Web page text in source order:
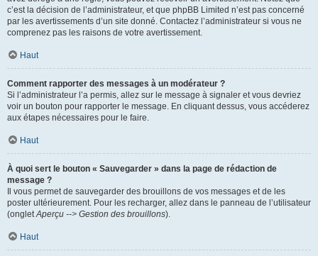
c’est la décision de l’administrateur, et que phpBB Limited n’est pas concerné
par les avertissements d’un site donné. Contactez l’administrateur si vous ne
comprenez pas les raisons de votre avertissement.
Haut
Comment rapporter des messages à un modérateur ?
Si l’administrateur l’a permis, allez sur le message à signaler et vous devriez
voir un bouton pour rapporter le message. En cliquant dessus, vous accéderez
aux étapes nécessaires pour le faire.
Haut
À quoi sert le bouton « Sauvegarder » dans la page de rédaction de
message ?
Il vous permet de sauvegarder des brouillons de vos messages et de les
poster ultérieurement. Pour les recharger, allez dans le panneau de l’utilisateur
(ongletAperçu --> Gestion des brouillons).
Haut